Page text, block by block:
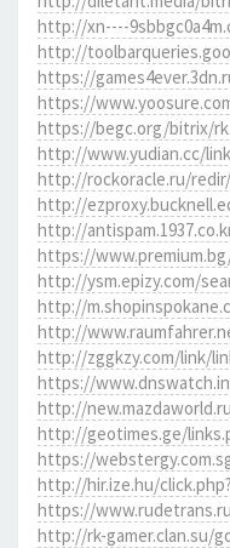
http://xn----
http://
https://
https://
https://begc.org/bitrix/
http://www.yudian.cc/
http://rockoracle.ru/
http://
http://
https://
http://ysm.epizy.com/
http://
http://
http://zggkzy.com/link/
https://
http://
http://geotimes.ge/
https://
http://hir.ize.hu/
https://
http://rk-gamer.clan.su/